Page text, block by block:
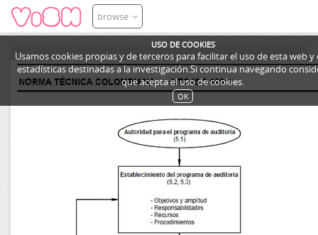
USO DE COOKIES
Usamos cookies propias y de terceros para facilitar el uso de esta web
estadísticas destinadas a la investigación.Si continua navegando
que acepta el uso de cookies.
OK
browse